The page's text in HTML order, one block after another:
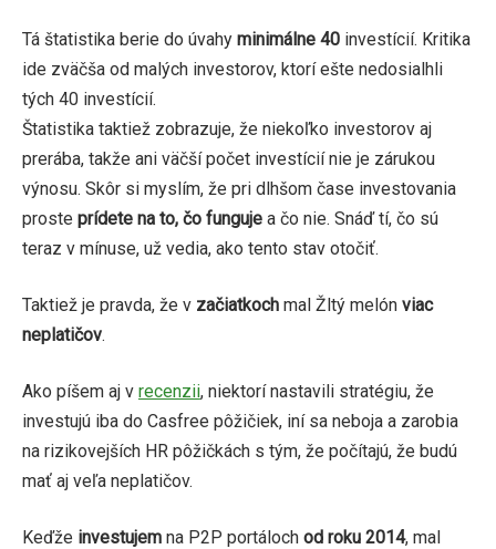
Tá štatistika berie do úvahy minimálne 40investícií. Kritika
ide zväčša od malých investorov, ktorí ešte nedosialhli
tých 40 investícií.
Štatistika taktiež zobrazuje, že niekoľko investorov aj
prerába, takže ani väčší počet investícií nie je zárukou
výnosu. Skôr si myslím, že pri dlhšom čase investovania
proste prídete na to, čo fungujea čo nie. Snáď tí, čo sú
teraz v mínuse, už vedia, ako tento stav otočiť.
Taktiež je pravda, že v začiatkochmal Žltý melón viac
neplatičov.
Ako píšem aj v recenzii, niektorí nastavili stratégiu, že
investujú iba do Casfree pôžičiek, iní sa neboja a zarobia
na rizikovejších HR pôžičkách s tým, že počítajú, že budú
mať aj veľa neplatičov.
Keďže investujem na P2P portáloch od roku 2014, mal